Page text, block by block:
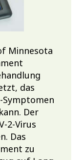
Minnesota
das
Symptomen
Der
2-Virus
Das
zu